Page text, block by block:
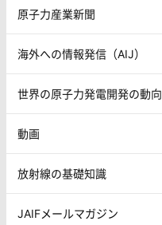
原子力産業新聞
海外への情報発信（AIJ）
世界の原子力発電開発の動向
動画
放射線の基礎知識
JAIFメールマガジン